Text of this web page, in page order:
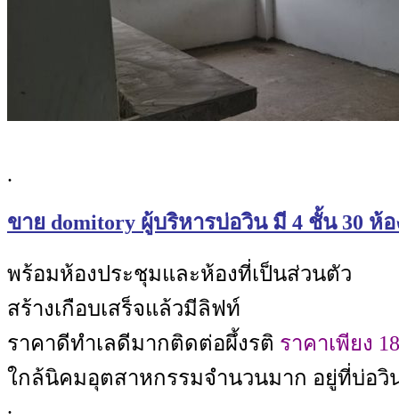
.
ขาย domitory ผู้บริหารบ่อวิน มี 4 ชั้น 30 ห้อ
พร้อมห้องประชุมและห้องที่เป็นส่วนตัว
สร้างเกือบเสร็จแล้วมีลิฟท์
ราคาดีทำเลดีมากติดต่อผึ้งรติ ราคาเพียง
ใกล้นิคมอุตสาหกรรมจำนวนมาก อยู่ที่บ่อวิ
.